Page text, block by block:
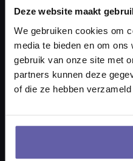
Deze website maakt
We gebruiken cookies om
media te bieden en om
gebruik van onze site met
partners kunnen deze
of die ze hebben
Openingstijden: 08.30 –
KvK-nummer 6817 3717
BTW nummer
Tel: 088 170 1500